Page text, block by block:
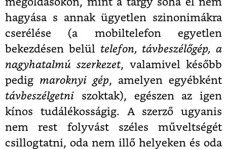
megoldásokon, mint a tárgy soha el nem
hagyása s annak ügyetlen szinonimákra
cserélése (a mobiltelefon egyetlen
bekezdésen belül telefon, távbeszélőgép, a
nagyhatalmú szerkezet, valamivel később
pedig maroknyi gép, amelyen egyébként
távbeszélgetni szoktak), egészen az igen
kínos tudálékosságig. A szerző ugyanis
nem rest folyvást széles műveltségét
csillogtatni, oda nem illő helyeken és oda